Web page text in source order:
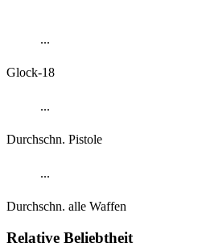
...
Glock-18
...
Durchschn. Pistole
...
Durchschn. alle Waffen
Relative Beliebtheit